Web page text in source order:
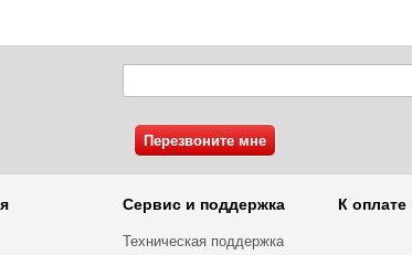
Сервис и поддержка
Техническая поддержка
К